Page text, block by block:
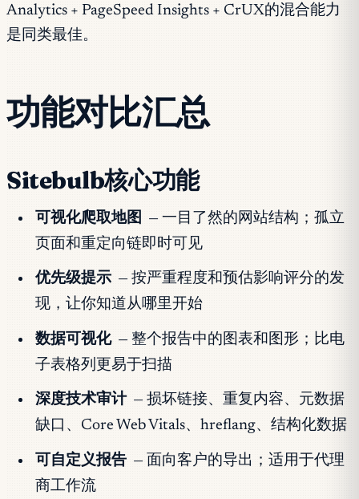
Analytics + PageSpeed Insights + CrUX的混合能力
是同类最佳。
功能对比汇总
Sitebulb核心功能
可视化爬取地图
— 一目了然的网站结构；孤立
页面和重定向链即时可见
优先级提示 — 按严重程度和预估影响评分的发
现，让你知道从哪里开始
数据可视化 — 整个报告中的图表和图形；比电
子表格列更易于扫描
深度技术审计 — 损坏链接、重复内容、元数据
缺口、Core Web Vitals、hreflang、结构化数据
可自定义报告 — 面向客户的导出；适用于代理
商工作流